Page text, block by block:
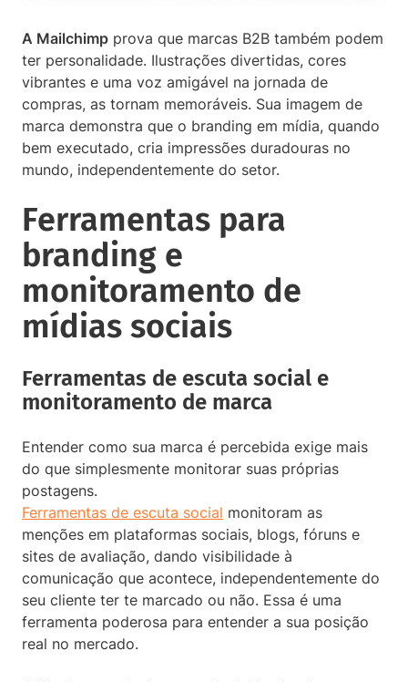
A Mailchimp prova que marcas B2B também podem
ter personalidade. Ilustrações divertidas, cores
vibrantes e uma voz amigável na jornada de
compras, as tornam memoráveis. Sua imagem de
marca demonstra que o branding em mídia, quando
bem executado, cria impressões duradouras no
mundo, independentemente do setor.
Ferramentas para
branding e
monitoramento de
mídias sociais
Ferramentas de escuta social e
monitoramento de marca
Entender como sua marca é percebida exige mais
do que simplesmente monitorar suas próprias
postagens.
Ferramentas de escuta social monitoram as
menções em plataformas sociais, blogs, fóruns e
sites de avaliação, dando visibilidade à
comunicação que acontece, independentemente do
seu cliente ter te marcado ou não. Essa é uma
ferramenta poderosa para entender a sua posição
real no mercado.